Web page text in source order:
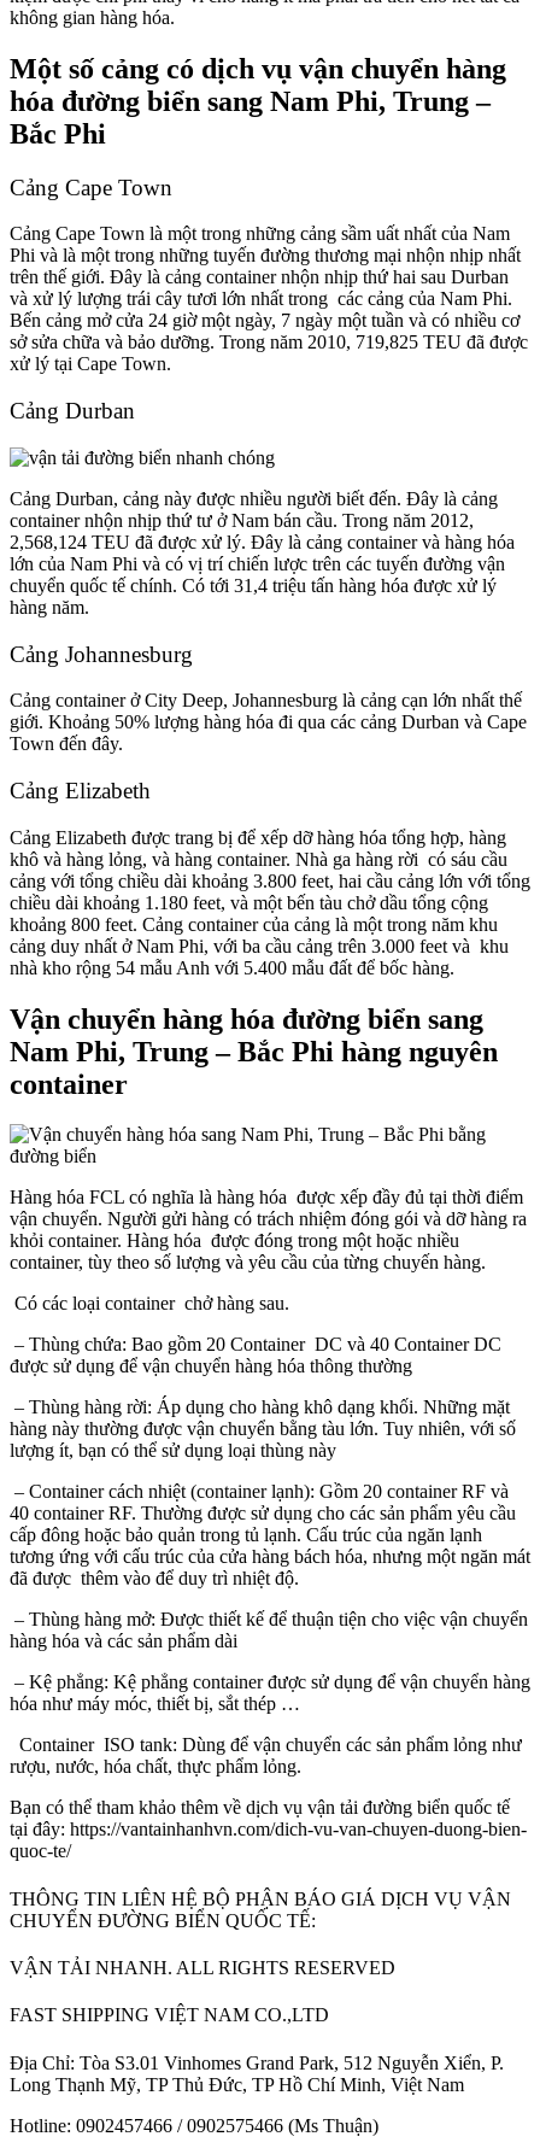
không gian hàng hóa.
Một số cảng có dịch vụ vận chuyển hàng
hóa đường biển sang Nam Phi, Trung –
Bắc Phi
Cảng Cape Town
Cảng Cape Town là một trong những cảng sầm uất nhất của Nam
Phi và là một trong những tuyến đường thương mại nhộn nhịp nhất
trên thế giới. Đây là cảng container nhộn nhịp thứ hai sau Durban
và xử lý lượng trái cây tươi lớn nhất trong các cảng của Nam Phi.
Bến cảng mở cửa 24 giờ một ngày, 7 ngày một tuần và có nhiều cơ
sở sửa chữa và bảo dưỡng. Trong năm 2010, 719,825 TEU đã được
xử lý tại Cape Town.
Cảng Durban
Cảng Durban, cảng này được nhiều người biết đến. Đây là cảng
container nhộn nhịp thứ tư ở Nam bán cầu. Trong năm 2012,
2,568,124 TEU đã được xử lý. Đây là cảng container và hàng hóa
lớn của Nam Phi và có vị trí chiến lược trên các tuyến đường vận
chuyển quốc tế chính. Có tới 31,4 triệu tấn hàng hóa được xử lý
hàng năm.
Cảng Johannesburg
Cảng container ở City Deep, Johannesburg là cảng cạn lớn nhất thế
giới. Khoảng 50% lượng hàng hóa đi qua các cảng Durban và Cape
Town đến đây.
Cảng Elizabeth
Cảng Elizabeth được trang bị để xếp dỡ hàng hóa tổng hợp, hàng
khô và hàng lỏng, và hàng container. Nhà ga hàng rời có sáu cầu
cảng với tổng chiều dài khoảng 3.800 feet, hai cầu cảng lớn với tổng
chiều dài khoảng 1.180 feet, và một bến tàu chở dầu tổng cộng
khoảng 800 feet. Cảng container của cảng là một trong năm khu
cảng duy nhất ở Nam Phi, với ba cầu cảng trên 3.000 feet và khu
nhà kho rộng 54 mẫu Anh với 5.400 mẫu đất để bốc hàng.
Vận chuyển hàng hóa đường biển sang
Nam Phi, Trung – Bắc Phi hàng nguyên
container
Hàng hóa FCL có nghĩa là hàng hóa được xếp đầy đủ tại thời điểm
vận chuyển. Người gửi hàng có trách nhiệm đóng gói và dỡ hàng ra
khỏi container. Hàng hóa được đóng trong một hoặc nhiều
container, tùy theo số lượng và yêu cầu của từng chuyến hàng.
Có các loại container chở hàng sau.
– Thùng chứa: Bao gồm 20 Container DC và 40 Container DC
được sử dụng để vận chuyển hàng hóa thông thường
– Thùng hàng rời: Áp dụng cho hàng khô dạng khối. Những mặt
hàng này thường được vận chuyển bằng tàu lớn. Tuy nhiên, với số
lượng ít, bạn có thể sử dụng loại thùng này
– Container cách nhiệt (container lạnh): Gồm 20 container RF và
40 container RF. Thường được sử dụng cho các sản phẩm yêu cầu
cấp đông hoặc bảo quản trong tủ lạnh. Cấu trúc của ngăn lạnh
tương ứng với cấu trúc của cửa hàng bách hóa, nhưng một ngăn mát
đã được thêm vào để duy trì nhiệt độ.
– Thùng hàng mở: Được thiết kế để thuận tiện cho việc vận chuyển
hàng hóa và các sản phẩm dài
– Kệ phẳng: Kệ phẳng container được sử dụng để vận chuyển hàng
hóa như máy móc, thiết bị, sắt thép …
Container ISO tank: Dùng để vận chuyển các sản phẩm lỏng như
rượu, nước, hóa chất, thực phẩm lỏng.
Bạn có thể tham khảo thêm về dịch vụ vận tải đường biển quốc tế
tại đây: https://vantainhanhvn.com/dich-vu-van-chuyen-duong-bien-
quoc-te/
THÔNG TIN LIÊN HỆ BỘ PHẬN BÁO GIÁ DỊCH VỤ VẬN
CHUYỂN ĐƯỜNG BIỂN QUỐC TẾ:
VẬN TẢI NHANH. ALL RIGHTS RESERVED
FAST SHIPPING VIỆT NAM CO.,LTD
Địa Chỉ: Tòa S3.01 Vinhomes Grand Park, 512 Nguyễn Xiển, P.
Long Thạnh Mỹ, TP Thủ Đức, TP Hồ Chí Minh, Việt Nam
Hotline: 0902457466 / 0902575466 (Ms Thuận)